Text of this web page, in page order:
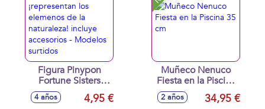
Figura Pinypon
Fortune Sisters
¡representan los
elemenos de la
4 años 4,95 €
Muñeco Nenuco
Fiesta en la Piscina
35 cm
2 años 34,95 €